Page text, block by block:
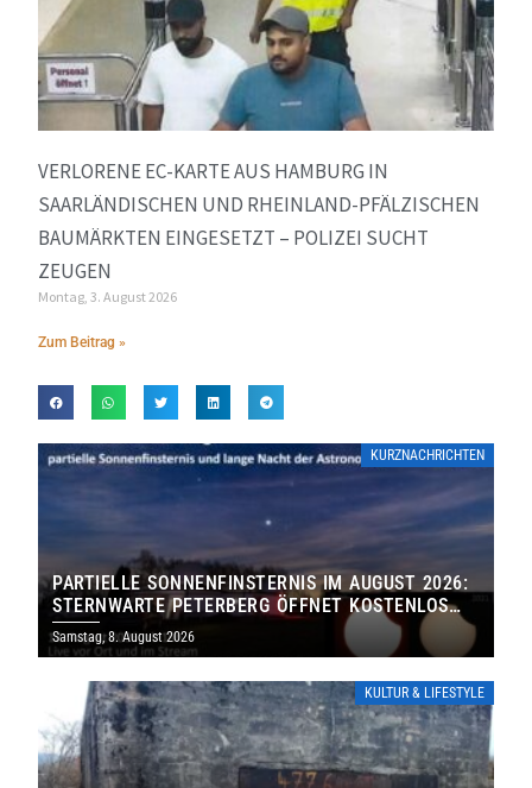
VERLORENE EC-KARTE AUS HAMBURG IN
SAARLÄNDISCHEN UND RHEINLAND-PFÄLZISCHEN
BAUMÄRKTEN EINGESETZT – POLIZEI SUCHT
ZEUGEN
Montag, 3. August 2026
Zum Beitrag »
KURZNACHRICHTEN
PARTIELLE SONNENFINSTERNIS IM AUGUST 2026:
STERNWARTE PETERBERG ÖFFNET KOSTENLOS
IHRE TORE
Samstag, 8. August 2026
KULTUR & LIFESTYLE